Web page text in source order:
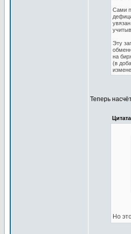
Сами
Эту
на
(в
Теперь
Но